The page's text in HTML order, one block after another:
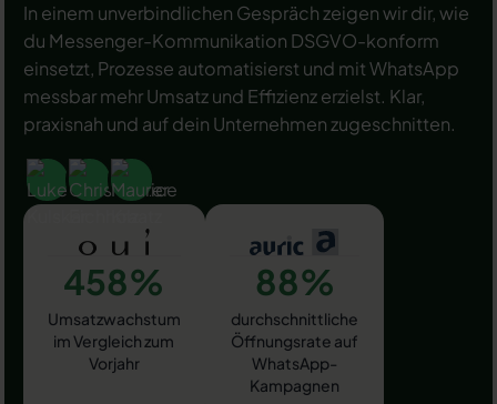
In einem unverbindlichen Gespräch zeigen wir dir, wie
du Messenger-Kommunikation DSGVO-konform
einsetzt, Prozesse automatisierst und mit WhatsApp
messbar mehr Umsatz und Effizienz erzielst. Klar,
praxisnah und auf dein Unternehmen zugeschnitten.
458%
Umsatzwachstum
im Vergleich zum
Vorjahr
88%
durchschnittliche
Öffnungsrate auf
WhatsApp-
Kampagnen